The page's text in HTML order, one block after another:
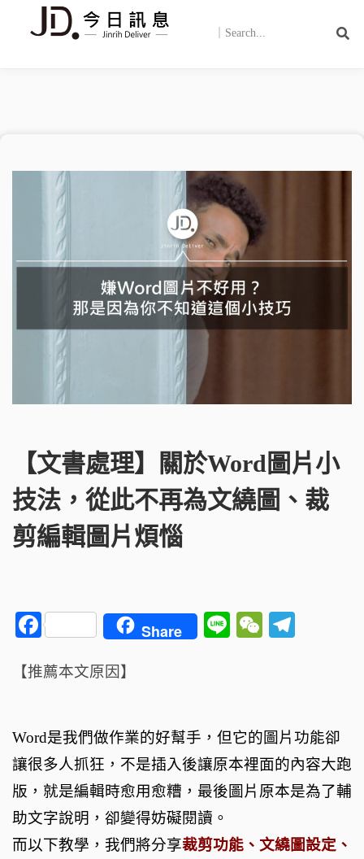
【文書處理】關於Word圖片小
技法，從此不再為文繞圖、裁
剪編輯圖片煩惱
F
c
b
o
o
k
Share
Li W
a
t
ra
m
【推薦本文原因】
Word是我們做作業的好幫手，但它的圖片功能卻
讓很多人抓狂，不是插入後讓原本裡面的內容大跑
版，就是編輯時愈用愈糟，最後圖片原本是為了輔
助文字說明，卻變得妨礙閱讀。
而以下教學，我們將分享裁剪功能、文繞圖設定、